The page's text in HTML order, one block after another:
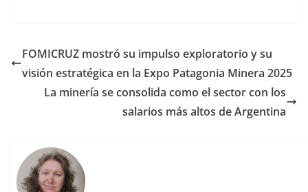
FOMICRUZ mostró su impulso exploratorio y su
visión estratégica en la Expo Patagonia Minera 2025
La minería se consolida como el sector con los
salarios más altos de Argentina